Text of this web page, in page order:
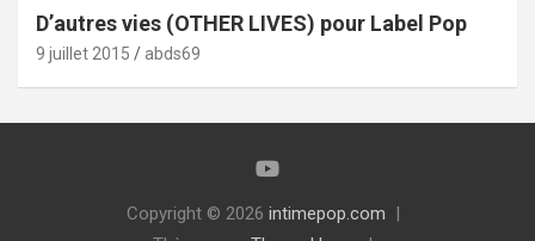
D’autres vies (OTHER LIVES) pour Label Pop
9 juillet 2015 abds69
Copyright © 2026 intimepop.com